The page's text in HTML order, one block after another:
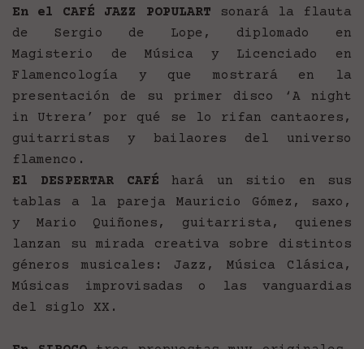
En el CAFÉ JAZZ POPULART sonará la flauta
de Sergio de Lope, diplomado en
Magisterio de Música y Licenciado en
Flamencología y que mostrará en la
presentación de su primer disco ‘A night
in Utrera’ por qué se lo rifan cantaores,
guitarristas y bailaores del universo
flamenco.
El DESPERTAR CAFÉ hará un sitio en sus
tablas a la pareja Mauricio Gómez, saxo,
y Mario Quiñones, guitarrista, quienes
lanzan su mirada creativa sobre distintos
géneros musicales: Jazz, Música Clásica,
Músicas improvisadas o las vanguardias
del siglo XX.